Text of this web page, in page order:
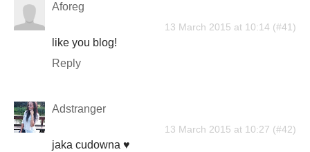
Aforeg
13 March 2015 at 10:14
like you blog!
Reply
Adstranger
13 March 2015 at 10:27
jaka cudowna ♥